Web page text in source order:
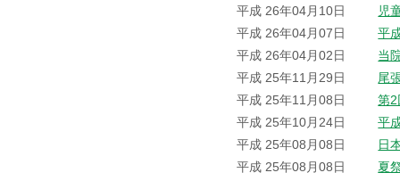
平成 26年04月10日
児
平成 26年04月07日
平
平成 26年04月02日
当
平成 25年11月29日
尾
平成 25年11月08日
第2
平成 25年10月24日
平
平成 25年08月08日
日
平成 25年08月08日
夏